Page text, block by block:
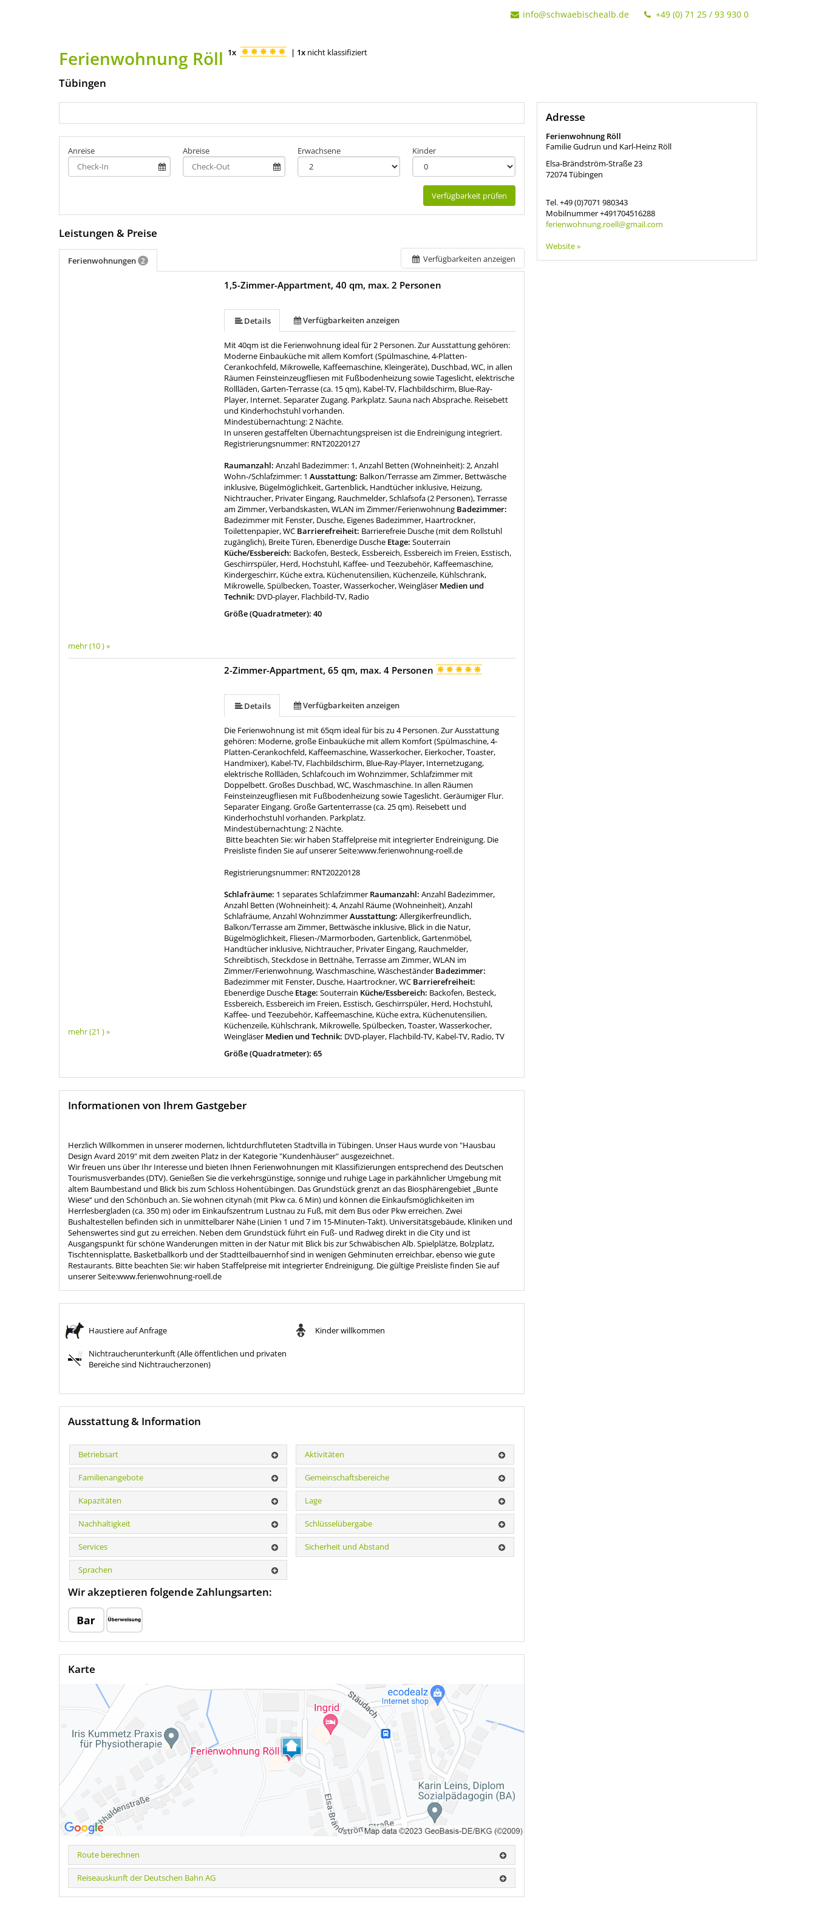
info@schwaebischealb.de +49 (0) 71 25 / 93 930 0
Ferienwohnung Röll 1x | 1x nicht klassifiziert
Tübingen
Anreise Abreise Erwachsene Kinder
Verfügbarkeit prüfen
Verfügbarkeiten anzeigen
Leistungen & Preise
Ferienwohnungen 2
mehr (10 ) »
1,5-Zimmer-Appartment, 40 qm, max. 2 Personen
Details Verfügbarkeiten anzeigen
Mit 40qm ist die Ferienwohnung ideal für 2 Personen. Zur Ausstattung gehören:
Moderne Einbauküche mit allem Komfort (Spülmaschine, 4-Platten-
Cerankochfeld, Mikrowelle, Kaffeemaschine, Kleingeräte), Duschbad, WC, in allen
Räumen Feinsteinzeugfliesen mit Fußbodenheizung sowie Tageslicht, elektrische
Rollläden, Garten-Terrasse (ca. 15 qm), Kabel-TV, Flachbildschirm, Blue-Ray-
Player, Internet. Separater Zugang. Parkplatz. Sauna nach Absprache. Reisebett
und Kinderhochstuhl vorhanden.
Mindestübernachtung: 2 Nächte.
In unseren gestaffelten Übernachtungspreisen ist die Endreinigung integriert.
Registrierungsnummer: RNT20220127
Raumanzahl:Anzahl Badezimmer: 1, Anzahl Betten (Wohneinheit): 2, Anzahl
Wohn-/Schlafzimmer: 1 Ausstattung: Balkon/Terrasse am Zimmer, Bettwäsche
inklusive, Bügelmöglichkeit, Gartenblick, Handtücher inklusive, Heizung,
Nichtraucher, Privater Eingang, Rauchmelder, Schlafsofa (2 Personen), Terrasse
am Zimmer, Verbandskasten, WLAN im Zimmer/Ferienwohnung Badezimmer:
Badezimmer mit Fenster, Dusche, Eigenes Badezimmer, Haartrockner,
Toilettenpapier, WC Barrierefreiheit: Barrierefreie Dusche (mit dem Rollstuhl
zugänglich), Breite Türen, Ebenerdige Dusche Etage:Souterrain
Küche/Essbereich: Backofen, Besteck, Essbereich, Essbereich im Freien, Esstisch,
Geschirrspüler, Herd, Hochstuhl, Kaffee- und Teezubehör, Kaffeemaschine,
Kindergeschirr, Küche extra, Küchenutensilien, Küchenzeile, Kühlschrank,
Mikrowelle, Spülbecken, Toaster, Wasserkocher, Weingläser Medien und
Technik: DVD-player, Flachbild-TV, Radio
Größe (Quadratmeter): 40
mehr (21 ) »
2-Zimmer-Appartment, 65 qm, max. 4 Personen
Details Verfügbarkeiten anzeigen
Die Ferienwohnung ist mit 65qm ideal für bis zu 4 Personen. Zur Ausstattung
gehören: Moderne, große Einbauküche mit allem Komfort (Spülmaschine, 4-
Platten-Cerankochfeld, Kaffeemaschine, Wasserkocher, Eierkocher, Toaster,
Handmixer), Kabel-TV, Flachbildschirm, Blue-Ray-Player, Internetzugang,
elektrische Rollläden, Schlafcouch im Wohnzimmer, Schlafzimmer mit
Doppelbett. Großes Duschbad, WC, Waschmaschine. In allen Räumen
Feinsteinzeugfliesen mit Fußbodenheizung sowie Tageslicht. Geräumiger Flur.
Separater Eingang. Große Gartenterrasse (ca. 25 qm). Reisebett und
Kinderhochstuhl vorhanden. Parkplatz.
Mindestübernachtung: 2 Nächte.
Bitte beachten Sie: wir haben Staffelpreise mit integrierter Endreinigung. Die
Preisliste finden Sie auf unserer Seite:www.ferienwohnung-roell.de
Registrierungsnummer: RNT20220128
Schlafräume: 1 separates Schlafzimmer Raumanzahl:Anzahl Badezimmer,
Anzahl Betten (Wohneinheit): 4, Anzahl Räume (Wohneinheit), Anzahl
Schlafräume, Anzahl WohnzimmerAusstattung:Allergikerfreundlich,
Balkon/Terrasse am Zimmer, Bettwäsche inklusive, Blick in die Natur,
Bügelmöglichkeit, Fliesen-/Marmorboden, Gartenblick, Gartenmöbel,
Handtücher inklusive, Nichtraucher, Privater Eingang, Rauchmelder,
Schreibtisch, Steckdose in Bettnähe, Terrasse am Zimmer, WLAN im
Zimmer/Ferienwohnung, Waschmaschine, Wäscheständer Badezimmer:
Badezimmer mit Fenster, Dusche, Haartrockner, WC Barrierefreiheit:
Ebenerdige Dusche Etage:Souterrain Küche/Essbereich: Backofen, Besteck,
Essbereich, Essbereich im Freien, Esstisch, Geschirrspüler, Herd, Hochstuhl,
Kaffee- und Teezubehör, Kaffeemaschine, Küche extra, Küchenutensilien,
Küchenzeile, Kühlschrank, Mikrowelle, Spülbecken, Toaster, Wasserkocher,
Weingläser Medien und Technik: DVD-player, Flachbild-TV, Kabel-TV, Radio, TV
Größe (Quadratmeter): 65
Informationen von Ihrem Gastgeber
Herzlich Willkommen in unserer modernen, lichtdurchfluteten Stadtvilla in Tübingen. Unser Haus wurde von "Hausbau
Design Avard 2019" mit dem zweiten Platz in der Kategorie "Kundenhäuser" ausgezeichnet.
Wir freuen uns über Ihr Interesse und bieten Ihnen Ferienwohnungen mit Klassifizierungen entsprechend des Deutschen
Tourismusverbandes (DTV). Genießen Sie die verkehrsgünstige, sonnige und ruhige Lage in parkähnlicher Umgebung mit
altem Baumbestand und Blick bis zum Schloss Hohentübingen. Das Grundstück grenzt an das Biosphärengebiet „Bunte
Wiese“ und den Schönbuch an. Sie wohnen citynah (mit Pkw ca. 6 Min) und können die Einkaufsmöglichkeiten im
Herrlesbergladen (ca. 350 m) oder im Einkaufszentrum Lustnau zu Fuß, mit dem Bus oder Pkw erreichen. Zwei
Bushaltestellen befinden sich in unmittelbarer Nähe (Linien 1 und 7 im 15-Minuten-Takt). Universitätsgebäude, Kliniken und
Sehenswertes sind gut zu erreichen. Neben dem Grundstück führt ein Fuß- und Radweg direkt in die City und ist
Ausgangspunkt für schöne Wanderungen mitten in der Natur mit Blick bis zur Schwäbischen Alb. Spielplätze, Bolzplatz,
Tischtennisplatte, Basketballkorb und der Stadtteilbauernhof sind in wenigen Gehminuten erreichbar, ebenso wie gute
Restaurants. Bitte beachten Sie: wir haben Staffelpreise mit integrierter Endreinigung. Die gültige Preisliste finden Sie auf
unserer Seite:www.ferienwohnung-roell.de
Haustiere auf Anfrage Kinder willkommen
Nichtraucherunterkunft (Alle öffentlichen und privaten
Bereiche sind Nichtraucherzonen)
Ausstattung & Information
Betriebsart Aktivitäten
Familienangebote Gemeinschaftsbereiche
Kapazitäten Lage
Nachhaltigkeit Schlüsselübergabe
Services Sicherheit und Abstand
Sprachen
Wir akzeptieren folgende Zahlungsarten:
Karte
Route berechnen
Reiseauskunft der Deutschen Bahn AG
Adresse
Ferienwohnung Röll
Familie Gudrun und Karl-Heinz Röll
Elsa-Brändström-Straße 23
72074Tübingen
Tel.+49 (0)7071 980343
Mobilnummer+491704516288
ferienwohnung.roell@gmail.com
Website »